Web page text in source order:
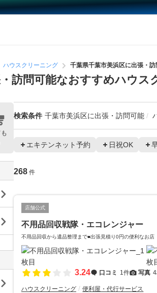
ハウスクリーニング 千葉県千葉市美浜区に出張・
訪問可能なおすすめハウス
検索条件 千葉市美浜区に出張・訪問可能
エキテンネット予約 日祝OK
268 件
店舗公式
不用品回収戦隊・エコレンジャー
不用品回収から遺品整理まで■出張見積り0円の便利なお店
3.24 口コミ 1件 写真
ハウスクリーニング 便利屋・代行サービス